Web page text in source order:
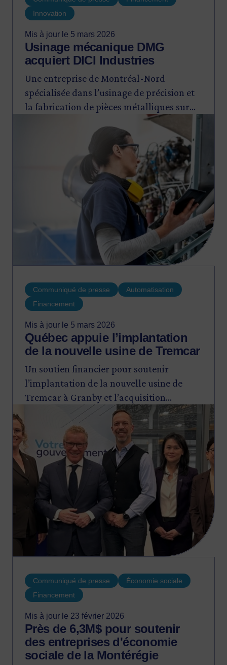
Innovation
Mis à jour le 5 mars 2026
Usinage mécanique DMG
acquiert DICI Industries
Une entreprise de Montréal-Nord
spécialisée dans l’usinage de précision et
la fabrication de pièces métalliques sur
mesure pour le secteur aéronautique,
annonce l’acquisition de DICI Industries,
une entreprise située à Saint-Laurent.
Communiqué de presse
Automatisation
Financement
Mis à jour le 5 mars 2026
Québec appuie l’implantation
de la nouvelle usine de Tremcar
Un soutien financier pour soutenir
l’implantation de la nouvelle usine de
Tremcar à Granby et l’acquisition
d’équipements automatisés.
Image
Communiqué de presse
Économie sociale
Financement
Mis à jour le 23 février 2026
Près de 6,3M$ pour soutenir
des entreprises d'économie
sociale de la Montérégie